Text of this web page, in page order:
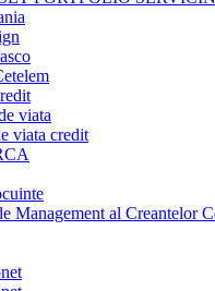
viata
viata credit
Management al Creantelor